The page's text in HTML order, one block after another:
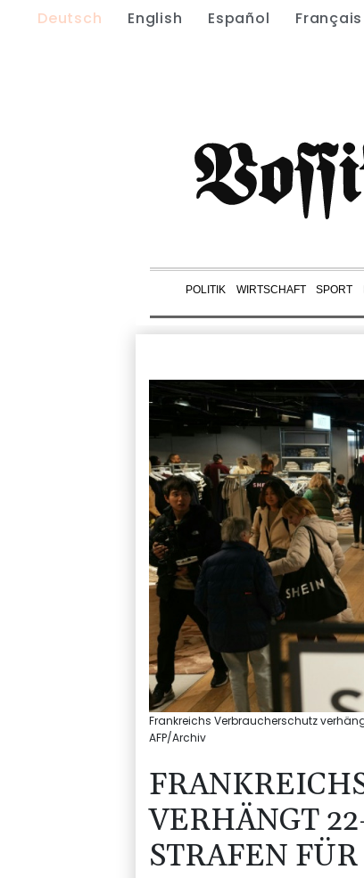
Deutsch English Español Français
POLITIK WIRTSCHAFT SPORT
Frankreichs Verbraucherschutz
AFP/Archiv
VERHÄNGT
STRAFEN